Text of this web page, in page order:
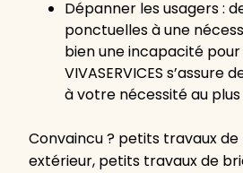
Dépanner les usagers :
ponctuelles à une
bien une incapacité pour
VIVASERVICES
à votre nécessité au plus
Convaincu ? petits travaux
extérieur, petits travaux de